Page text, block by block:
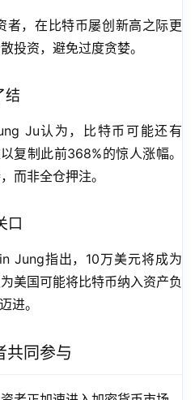
者，在比特币屡创新高之际更
投资，避免过度贪婪。
结
Ju认为，比特币可能还有
复制此前368%的惊人涨幅。
而非全仓押注。
口
Jung指出，10万美元将成为
美国可能将比特币纳入资产负
进。
共同参与